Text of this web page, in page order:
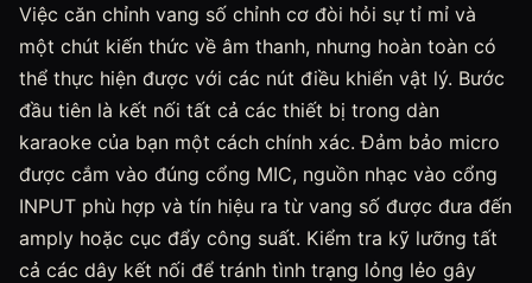
Việc căn chỉnh vang số chỉnh cơ đòi hỏi sự tỉ mỉ và
một chút kiến thức về âm thanh, nhưng hoàn toàn có
thể thực hiện được với các nút điều khiển vật lý. Bước
đầu tiên là kết nối tất cả các thiết bị trong dàn
karaoke của bạn một cách chính xác. Đảm bảo micro
được cắm vào đúng cổng MIC, nguồn nhạc vào cổng
INPUT phù hợp và tín hiệu ra từ vang số được đưa đến
amply hoặc cục đẩy công suất. Kiểm tra kỹ lưỡng tất
cả các dây kết nối để tránh tình trạng lỏng lẻo gây